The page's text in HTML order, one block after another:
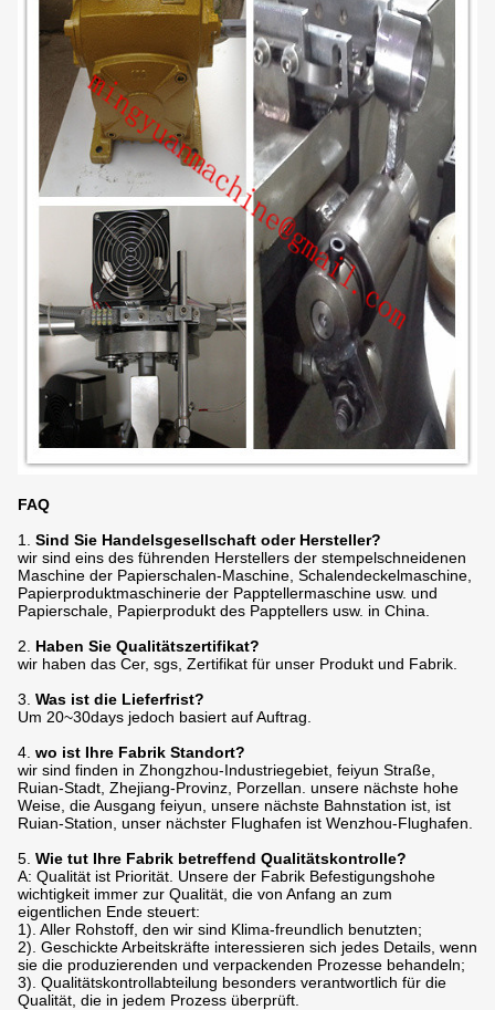
FAQ
1. Sind Sie Handelsgesellschaft oder Hersteller?
wir sind eins des führenden Herstellers der stempelschneidenen
Maschine der Papierschalen-Maschine, Schalendeckelmaschine,
Papierproduktmaschinerie der Papptellermaschine usw. und
Papierschale, Papierprodukt des Papptellers usw. in China.
2. Haben Sie Qualitätszertifikat?
wir haben das Cer, sgs, Zertifikat für unser Produkt und Fabrik.
3. Was ist die Lieferfrist?
Um 20~30days jedoch basiert auf Auftrag.
4. wo ist Ihre Fabrik Standort?
wir sind finden in Zhongzhou-Industriegebiet, feiyun Straße,
Ruian-Stadt, Zhejiang-Provinz, Porzellan. unsere nächste hohe
Weise, die Ausgang feiyun, unsere nächste Bahnstation ist, ist
Ruian-Station, unser nächster Flughafen ist Wenzhou-Flughafen.
5. Wie tut Ihre Fabrik betreffend Qualitätskontrolle?
A: Qualität ist Priorität. Unsere der Fabrik Befestigungshohe
wichtigkeit immer zur Qualität, die von Anfang an zum
eigentlichen Ende steuert:
1). Aller Rohstoff, den wir sind Klima-freundlich benutzten;
2). Geschickte Arbeitskräfte interessieren sich jedes Details, wenn
sie die produzierenden und verpackenden Prozesse behandeln;
3). Qualitätskontrollabteilung besonders verantwortlich für die
Qualität, die in jedem Prozess überprüft.